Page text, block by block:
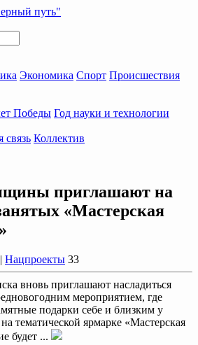
Экономика Спорт Происшествия
Победы Год науки и технологии
связь Коллектив
приглашают на
«Мастерская
Нацпроекты 33
вновь приглашают насладиться
мероприятием, где
подарки себе и близким у
тематической ярмарке «Мастерская
будет ...